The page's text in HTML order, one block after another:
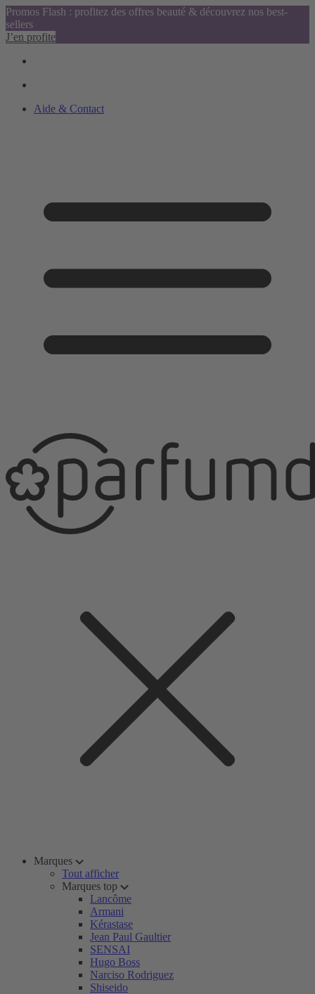
Promos Flash : profitez des offres beauté & découvrez nos best-
sellers
J’en profite
Aide & Contact
Marques
Tout afficher
Marques top
Lancôme
Armani
Kérastase
Jean Paul Gaultier
SENSAI
Hugo Boss
Narciso Rodriguez
Shiseido